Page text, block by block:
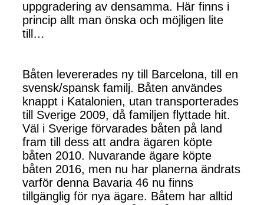
uppgradering av densamma. Här finns i
princip allt man önska och möjligen lite
till…
Båten levererades ny till Barcelona, till en
svensk/spansk familj. Båten användes
knappt i Katalonien, utan transporterades
till Sverige 2009, då familjen flyttade hit.
Väl i Sverige förvarades båten på land
fram till dess att andra ägaren köpte
båten 2010. Nuvarande ägare köpte
båten 2016, men nu har planerna ändrats
varför denna Bavaria 46 nu finns
tillgänglig för nya ägare. Båtem har alltid